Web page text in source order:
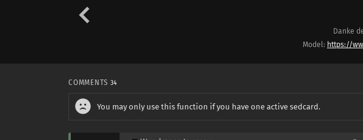
Danke
Model: https://
COMMENTS 34
You may only use this function if you have one active sedcard.